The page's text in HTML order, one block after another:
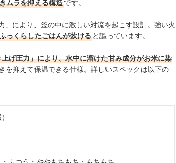
ムラを抑える構造です。
により、釜の中に激しい対流を起こす設計。強い火
っくらしたごはんが炊ける と謳っています。
げ圧力」により、水中に溶けた甘み成分がお米に染
抑えて保温できる仕様。詳しいスペックは以下の